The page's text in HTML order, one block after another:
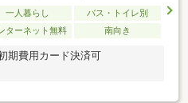
一人暮らし
バス・トイレ別
ターネット無料 南向き
期費用カード決済可